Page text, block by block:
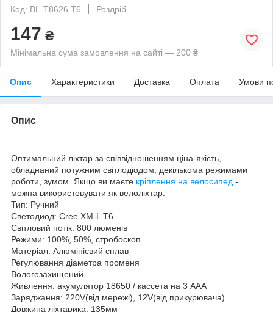
Код: BL-T8626 T6
Роздріб
147 ₴
Мінімальна сума замовлення на сайті — 200 ₴
Опис Характеристики Доставка Оплата Умови
Опис
Оптимальний ліхтар за співвідношенням ціна-якість,
обладнаний потужним світлодіодом, декількома режимами
роботи, зумом. Якщо ви маєте кріплення на велосипед -
можна використовувати як велоліхтар.
Тип: Ручний
Светодиод: Cree XM-L T6
Світловий потік: 800 люменів
Режими: 100%, 50%, стробоскоп
Матеріал: Алюмінієвий сплав
Регулювання діаметра променя
Вологозахищений
Живлення: акумулятор 18650 / кассета на 3 ААА
Заряджання: 220V(від мережі), 12V(від прикурювача)
Довжина ліхтарика: 135мм